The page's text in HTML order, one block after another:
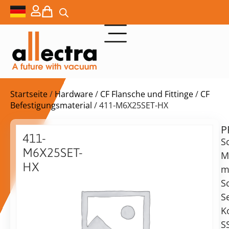
Startseite/ Hardware/ CF Flansche und Fittinge/ CF
Befestigungsmaterial / 411-M6X25SET-HX
411-
M6X25SET-
HX
Unterlegscheiben,
$
Alternative: